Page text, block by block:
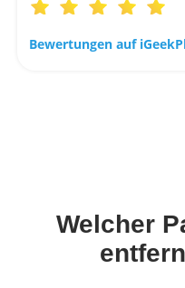
Bewertungen auf
Welcher